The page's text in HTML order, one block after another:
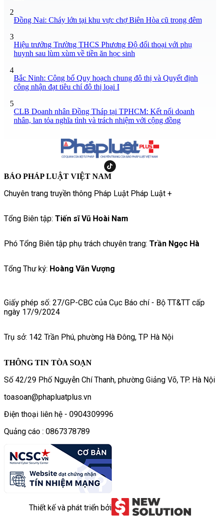
2
Đồng Nai: Cháy lớn tại khu vực chợ Biên Hòa cũ trong đêm
3
Hiệu trưởng Trường THCS Phương Độ đối thoại với phụ
huynh sau lùm xùm về tiền ăn học sinh
4
Bắc Ninh: Công bố Quy hoạch chung đô thị và Quyết định
công nhận đạt tiêu chí đô thị loại I
5
CLB Doanh nhân Đồng Tháp tại TPHCM: Kết nối doanh
nhân, lan tỏa nghĩa tình và trách nhiệm với cộng đồng
BÁO PHÁP LUẬT VIỆT NAM
Chuyên trang truyền thông Pháp Luật Pháp Luật +
Tổng Biên tập: Tiến sĩ Vũ Hoài Nam
Phó Tổng Biên tập phụ trách chuyên trang: Trần Ngọc Hà
Tổng Thư ký: Hoàng Văn Vượng
Giấy phép số: 27/GP-CBC của Cục Báo chí - Bộ TT&TT cấp
ngày 17/9/2024
Trụ sở: 142 Trần Phú, phường Hà Đông, TP Hà Nội
THÔNG TIN TÒA SOẠN
Số 42/29 Phố Nguyễn Chí Thanh, phường Giảng Võ, TP. Hà Nội
toasoan@phapluatplus.vn
Điện thoại liên hệ - 0904309996
Quảng cáo : 0867378789
Thiết kế và phát triển bởi